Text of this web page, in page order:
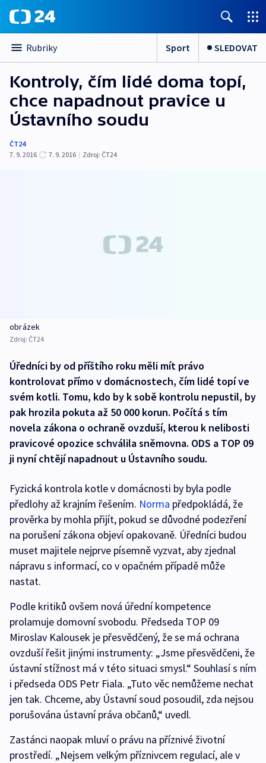
Rubriky Sport SLEDOVAT
Kontroly, čím lidé doma topí,
chce napadnout pravice u
Ústavního soudu
ČT24
7. 9. 2016
7. 9. 2016 | Zdroj: ČT24
obrázek
Zdroj: ČT24
Úředníci by od příštího roku měli mít právo
kontrolovat přímo v domácnostech, čím lidé topí ve
svém kotli. Tomu, kdo by k sobě kontrolu nepustil, by
pak hrozila pokuta až 50 000 korun. Počítá s tím
novela zákona o ochraně ovzduší, kterou k nelibosti
pravicové opozice schválila sněmovna. ODS a TOP 09
ji nyní chtějí napadnout u Ústavního soudu.
Fyzická kontrola kotle v domácnosti by byla podle
předlohy až krajním řešením. Norma předpokládá, že
prověrka by mohla přijít, pokud se důvodné podezření
na porušení zákona objeví opakovaně. Úředníci budou
muset majitele nejprve písemně vyzvat, aby zjednal
nápravu s informací, co v opačném případě může
nastat.
Podle kritiků ovšem nová úřední kompetence
prolamuje domovní svobodu. Předseda TOP 09
Miroslav Kalousek je přesvědčený, že se má ochrana
ovzduší řešit jinými instrumenty: „Jsme přesvědčeni, že
ústavní stížnost má v této situaci smysl.“ Souhlasí s ním
i předseda ODS Petr Fiala. „Tuto věc nemůžeme nechat
jen tak. Chceme, aby Ústavní soud posoudil, zda nejsou
porušována ústavní práva občanů,“ uvedl.
Zastánci naopak mluví o právu na příznivé životní
prostředí. „Nejsem velkým příznivcem regulací, ale v